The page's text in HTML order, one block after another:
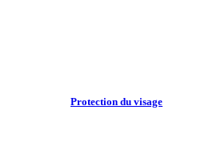
Protection du visage